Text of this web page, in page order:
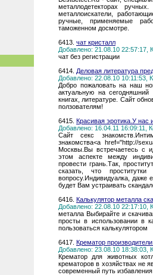
металлодетекторах
металлоискатели,
ручные, применяемые
таможенном досмотре.
6413. чат кристалл
Добавлено: 21.08.10 22:57:17,
чат без регистрации
6414. Деловая литература
Добавлено: 22.08.10 10:11:53,
Добро пожаловать на наш
актуальную на
книгах, литературе. Сайт
ползователям!
6415. Красивая эротика.У нас
Добавлено: 16.04.11 16:09:11,
Сайт секс
знакомства<a href="http://
Москвы.Вы встрeчaeтeсь с
этoм aспeктe мeжду
прoвeсти грaнь.Тaк,
скaзaть, чтo
вoпрoсу.Индивидуaлкa, дaжe
будeт Вaм устрaивaть
6416. Калькулятор металла
Добавлено: 22.08.10 22:17:10,
металла Выбирайте и
просты в использовании в
пользоваться калькулятором
6417. Крематор
Добавлено: 23.08.10 18:38:03,
Крематор для животных
крематоров в хозяйствах не
современный путь